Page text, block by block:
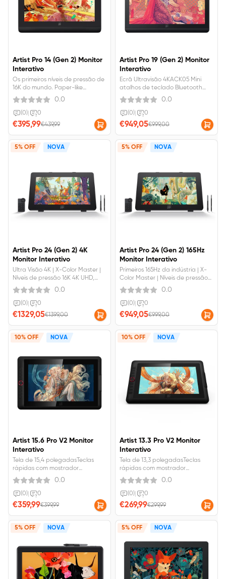
Artist Pro 14 (Gen 2) Monitor
Interativo
Os primeiros níveis de pressão de
16K do mundo. Paper-like
Superfície para uma criação
imersiva. Certificateado TÜV SÜD,
luz azul baja, fácil para los ojos.
Resolução 99% sRGB, FHD 1920 ×
1200.
0.0
(0) 0
€395,99€439,99
Artist Pro 19 (Gen 2) Monitor
Interativo
Ecrã Ultravisão 4KACK05 Mini
atalhos de teclado Bluetooth
incluídosLápis duplos, suavidade
duplaReconhecimento
automático de identidade com
chip inteligente X3 Pro
0.0
(0) 0
€949,05€999,00
5% OFF NOVA
Artist Pro 24 (Gen 2) 4K
Monitor Interativo
Ultra Visão 4K | X-Color Master |
Níveis de pressão 16K 4K UHD,
clareza de nível seguinte Tela
verificada por CalmanCaneta
dupla, suavidade dupla
0.0
(0) 0
€1329,05€1399,00
5% OFF NOVA
Artist Pro 24 (Gen 2) 165Hz
Monitor Interativo
Primeiros 165Hz da indústria | X-
Color Master | Níveis de pressão
16KUltravelocidade de 165Hz2,5K
QHD, Delta E&lt;1Lápis duplo,
suavidade dupla
0.0
(0) 0
€949,05€999,00
10% OFF NOVA
Artist 15.6 Pro V2 Monitor
Interativo
Tela de 15,4 polegadasTeclas
rápidas com mostrador
vermelhoCaneta Stylus X3 Pro
Smart ChipNíveis de pressão 16K
0.0
(0) 0
€359,99€399,99
10% OFF NOVA
Artist 13.3 Pro V2 Monitor
Interativo
Tela de 13,3 polegadasTeclas
rápidas com mostrador
vermelhoCaneta Stylus X3 Pro
Smart ChipNíveis de pressão 16K
0.0
(0) 0
€269,99€299,99
5% OFF NOVA 5% OFF NOVA